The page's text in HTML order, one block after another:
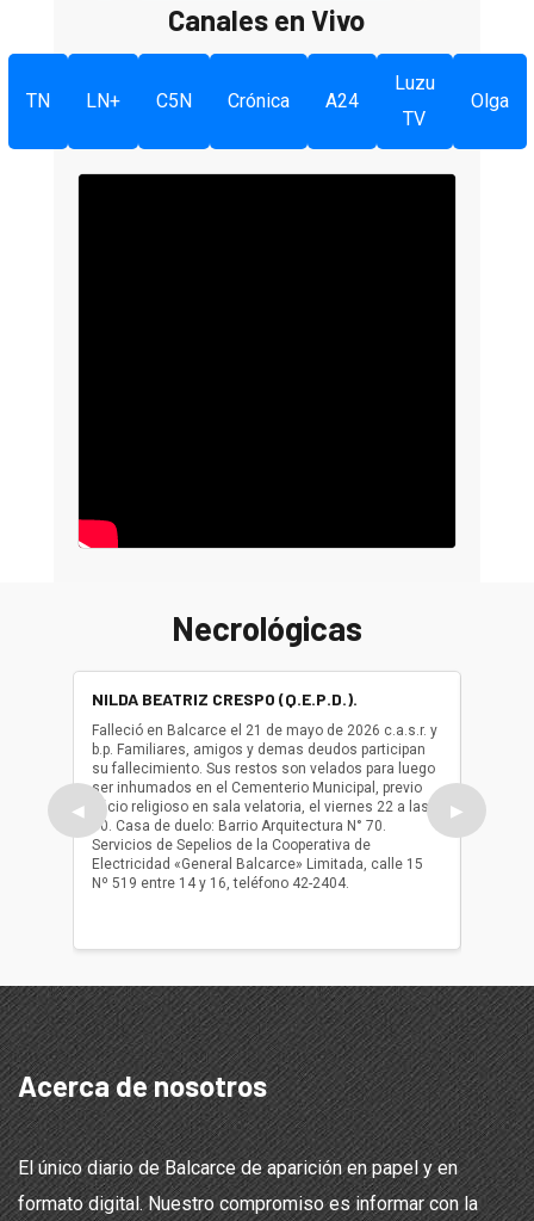
Canales en Vivo
TN LN+ C5N Crónica A24
Luzu
TV
Olga
Necrológicas
◀
NILDA BEATRIZ CRESPO (Q.E.P.D.).
Falleció en Balcarce el 21 de mayo de 2026 c.a.s.r. y
b.p. Familiares, amigos y demas deudos participan
su fallecimiento. Sus restos son velados para luego
ser inhumados en el Cementerio Municipal, previo
oficio religioso en sala velatoria, el viernes 22 a las
10. Casa de duelo: Barrio Arquitectura N° 70.
Servicios de Sepelios de la Cooperativa de
Electricidad «General Balcarce» Limitada, calle 15
Nº 519 entre 14 y 16, teléfono 42-2404.
ser
oficio
▶
Acerca de nosotros
El único diario de Balcarce de aparición en papel y en
formato digital. Nuestro compromiso es informar con la